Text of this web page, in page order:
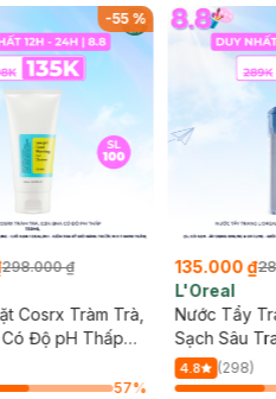
-55%
298.000 ₫
Cosrx Tràm Trà,
Độ pH Thấp
57%
135.000 ₫
L'Oreal
Nước Tẩy
Sạch Sâu
4.8 (298)